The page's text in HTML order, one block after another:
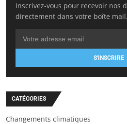
Inscrivez-vous pour recevoir nos
directement dans votre boîte mail.
S'INSCRIRE
CATÉGORIES
Changements climatiques